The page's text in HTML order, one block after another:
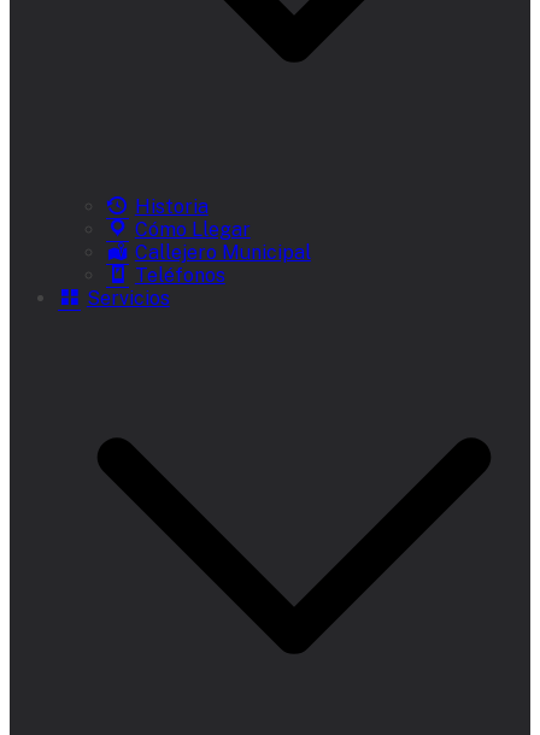
Historia
Cómo Llegar
Callejero Municipal
Teléfonos
Servicios